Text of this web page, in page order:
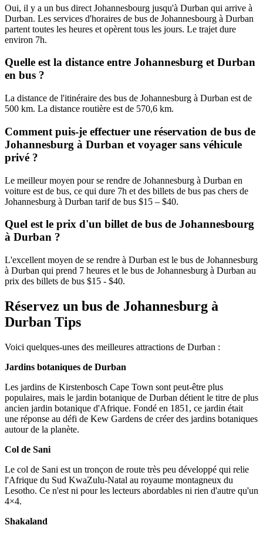
Oui, il y a un bus direct Johannesbourg jusqu'à Durban qui arrive à
Durban. Les services d'horaires de bus de Johannesbourg à Durban
partent toutes les heures et opèrent tous les jours. Le trajet dure
environ 7h.
Quelle est la distance entre Johannesburg et Durban
en bus ?
La distance de l'itinéraire des bus de Johannesburg à Durban est de
500 km. La distance routière est de 570,6 km.
Comment puis-je effectuer une réservation de bus de
Johannesburg à Durban et voyager sans véhicule
privé ?
Le meilleur moyen pour se rendre de Johannesburg à Durban en
voiture est de bus, ce qui dure 7h et des billets de bus pas chers de
Johannesburg à Durban tarif de bus $15 – $40.
Quel est le prix d'un billet de bus de Johannesbourg
à Durban ?
L'excellent moyen de se rendre à Durban est le bus de Johannesburg
à Durban qui prend 7 heures et le bus de Johannesburg à Durban au
prix des billets de bus $15 - $40.
Réservez un bus de Johannesburg à
Durban Tips
Voici quelques-unes des meilleures attractions de Durban :
Jardins botaniques de Durban
Les jardins de Kirstenbosch Cape Town sont peut-être plus
populaires, mais le jardin botanique de Durban détient le titre de plus
ancien jardin botanique d'Afrique. Fondé en 1851, ce jardin était
une réponse au défi de Kew Gardens de créer des jardins botaniques
autour de la planète.
Col de Sani
Le col de Sani est un tronçon de route très peu développé qui relie
l'Afrique du Sud KwaZulu-Natal au royaume montagneux du
Lesotho. Ce n'est ni pour les lecteurs abordables ni rien d'autre qu'un
4×4.
Shakaland